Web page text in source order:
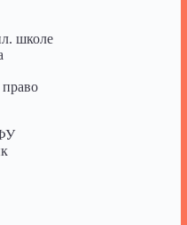
школе
право